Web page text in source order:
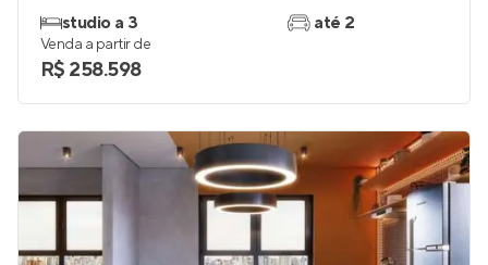
studio a 3
até 2
Venda a partir de
R$ 258.598